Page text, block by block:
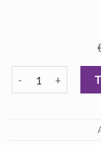
beste noise